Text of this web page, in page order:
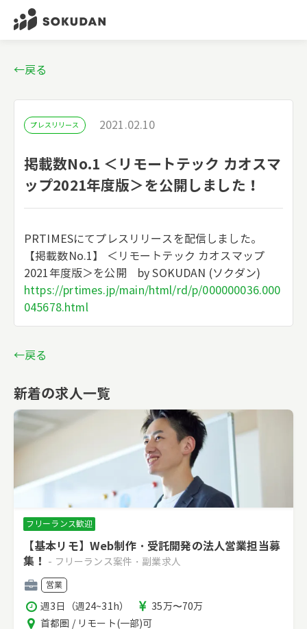
←戻る
プレスリリース 2021.02.10
掲載数No.1 ＜リモートテック カオスマ
ップ2021年度版＞を公開しました！
PRTIMESにてプレスリリースを配信しました。
【掲載数No.1】 ＜リモートテック カオスマップ
2021年度版＞を公開 by SOKUDAN (ソクダン)
https://prtimes.jp/main/html/rd/p/000000036.000
045678.html
←戻る
新着の求人一覧
フリーランス歓迎
【基本リモ】Web制作・受託開発の法人営業担当募
集！
- フリーランス案件・副業求人
職
種
営業
稼
働
週3日（週24~31h）
報
酬
35万〜70万
エ
首都圏 / リモート(一部)可